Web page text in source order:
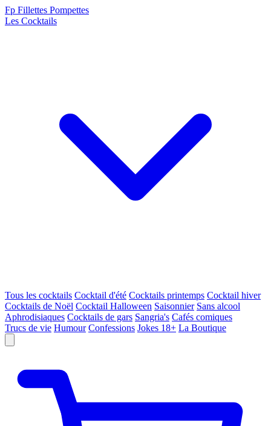
Fp Fillettes Pompettes
Les Cocktails
Tous les cocktails Cocktail d'été Cocktails printemps Cocktail hiver
Cocktails de Noël Cocktail Halloween Saisonnier Sans alcool
Aphrodisiaques Cocktails de gars Sangria's Cafés comiques
Trucs de vie Humour Confessions Jokes 18+ La Boutique